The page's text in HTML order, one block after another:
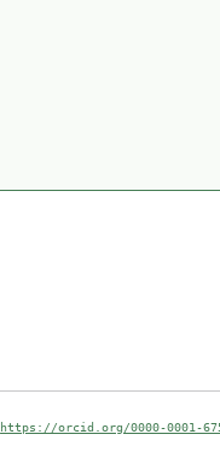
https://orcid.org/0000-0001-